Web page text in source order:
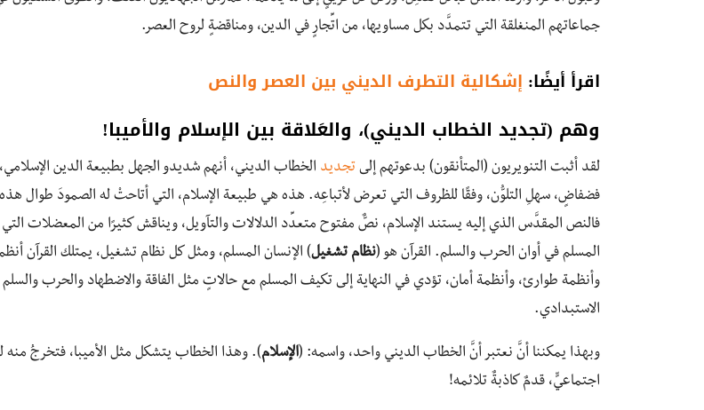
جماعاتهم المنغلقة التي تتمدَّد بكل مساويها، من اتِّجارٍ في الدين، ومناقضةٍ لروح العصر.
اقرأ أيضًا: إشكالية التطرف الديني بين العصر والنص
وهم (تجديد الخطاب الديني)، والعَلاقة بين الإسلام والأميبا!
لقد أثبت التنويريون (المتأنقون) بدعوتهم إلى تجديد الخطاب الديني، أنهم شديدو الجهل بطبيعة الدين
فضفاضٍ، سهلِ التلوُّن، وفقًا للظروف التي تعرض لأتباعِه. هذه هي طبيعة الإسلام، التي أتاحتْ له الصمودَ طوال
فالنص المقدَّس الذي إليه يستند الإسلام، نصٌّ مفتوح متعدِّد الدلالات والتآويل، ويناقش كثيرًا من المعضلات
المسلم في أوان الحرب والسلم. القرآن هو (نظام تشغيل) الإنسان المسلم، ومثل كل نظام تشغيل، يمتلك القرآن
وأنظمة طوارئ، وأنظمة أمان، تؤدي في النهاية إلى تكيف المسلم مع حالاتٍ مثل الفاقة والاضطهاد والحرب
الاستبدادي.
وبهذا يمكننا أنَّ نعتبر أنَّ الخطاب الديني واحد، واسمه: (الإسلام). وهذا الخطاب يتشكل مثل الأميبا، فتخرجُ منه
اجتماعيٍّ، قدمٌ كاذبةٌ تلائمه!